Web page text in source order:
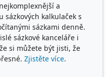
a
sázkových kalkulaček s
sázkami denně.
sázkové kanceláře i
si můžete být jisti, že
Zjistěte více.